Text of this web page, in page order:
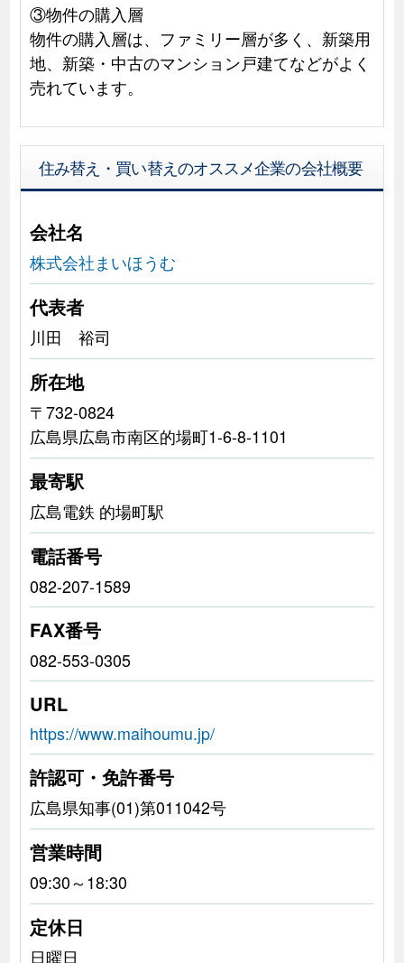
③物件の購入層
物件の購入層は、ファミリー層が多く、新築用
地、新築・中古のマンション戸建てなどがよく
売れています。
住み替え・買い替えのオススメ企業の会社概要
会社名
株式会社まいほうむ
代表者
川田 裕司
所在地
〒732-0824
広島県広島市南区的場町1-6-8-1101
最寄駅
広島電鉄 的場町駅
電話番号
082-207-1589
FAX番号
082-553-0305
URL
https://www.maihoumu.jp/
許認可・免許番号
広島県知事(01)第011042号
営業時間
09:30～18:30
定休日
日曜日